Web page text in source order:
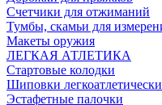
Счетчики для отжиманий
Тумбы, скамьи для
Макеты оружия
ЛЕГКАЯ АТЛЕТИКА
Стартовые колодки
Шиповки
Эстафетные палочки